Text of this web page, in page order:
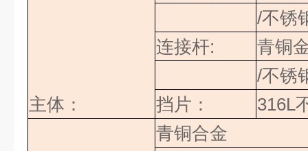
主体：
/不锈
连接杆:
青铜
/不锈
挡片：
316L
青铜合金